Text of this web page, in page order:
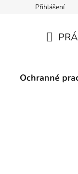
Přihlášení
KOŠÍK
Ochranné